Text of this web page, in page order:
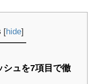
[hide]
シュを7項目で徹